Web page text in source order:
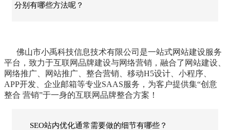
分别有哪些方法呢？
佛山市小禹科技信息技术有限公司 是一站式网站建设服务
平台，致力于互联网品牌建设与网络营销，融合了 网站建设
网络推广
网站推广 整合营销 移动H5设计 小程序
APP开发
企业邮箱等专业SAAS服务，为客户提供集“创意
整合 营销”于一身的互联网品牌整合方案！
SEO站内优化通常需要做的细节有哪些？